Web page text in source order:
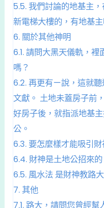
5.5.我們討論的地基主
新電梯大樓的，有地基主
6. 關於其他神明
6.1.請問大黑天儀軌，裡
嗎？
6.2.再更有ㄧ說，這就
文獻。 土地未蓋房子前
好房子後，就指派地基
公。
6.3. 要怎麼樣才能吸引財
6.4. 財神是土地公招來的
6.5. 風水法 是財神教路
7. 其他
7.1. 路大，請問您曾經幫